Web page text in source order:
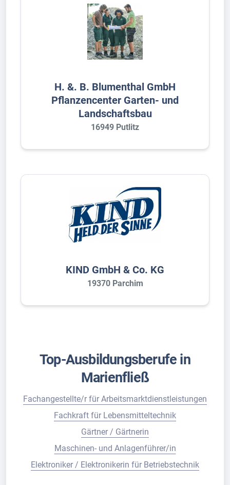
H. &. B. Blumenthal GmbH
Pflanzencenter Garten- und
Landschaftsbau
16949 Putlitz
KIND GmbH & Co. KG
19370 Parchim
Top-Ausbildungsberufe in
Marienfließ
Fachangestellte/r für Arbeitsmarktdienstleistungen
Fachkraft für Lebensmitteltechnik
Gärtner / Gärtnerin
Maschinen- und Anlagenführer/in
Elektroniker / Elektronikerin für Betriebstechnik